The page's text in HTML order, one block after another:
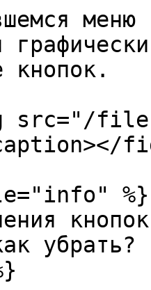
меню
кнопок.
files/
%}
убрать?